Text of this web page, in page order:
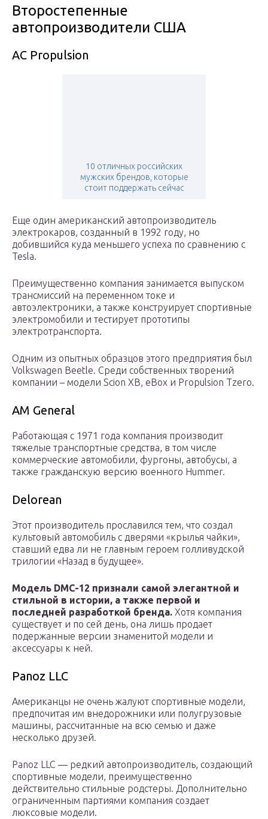
Второстепенные
автопроизводители США
AC Propulsion
10 отличных российских
мужских брендов, которые
стоит поддержать сейчас
Еще один американский автопроизводитель
электрокаров, созданный в 1992 году, но
добившийся куда меньшего успеха по сравнению с
Tesla.
Преимущественно компания занимается выпуском
трансмиссий на переменном токе и
автоэлектроники, а также конструирует спортивные
электромобили и тестирует прототипы
электротранспорта.
Одним из опытных образцов этого предприятия был
Volkswagen Beetle. Среди собственных творений
компании – модели Scion XB, eBox и Propulsion Tzero.
AM General
Работающая с 1971 года компания производит
тяжелые транспортные средства, в том числе
коммерческие автомобили, фургоны, автобусы, а
также гражданскую версию военного Hummer.
Delorean
Этот производитель прославился тем, что создал
культовый автомобиль с дверями «крылья чайки»,
ставший едва ли не главным героем голливудской
трилогии «Назад в будущее».
Модель DMC-12 признали самой элегантной и
стильной в истории, а также первой и
последней разработкой бренда. Хотя компания
существует и по сей день, она лишь продает
подержанные версии знаменитой модели и
аксессуары к ней.
Panoz LLC
Американцы не очень жалуют спортивные модели,
предпочитая им внедорожники или полугрузовые
машины, рассчитанные на всю семью и даже
несколько друзей.
Panoz LLC — редкий автопроизводитель, создающий
спортивные модели, преимущественно
действительно стильные родстеры. Дополнительно
ограниченным партиями компания создает
люксовые модели.